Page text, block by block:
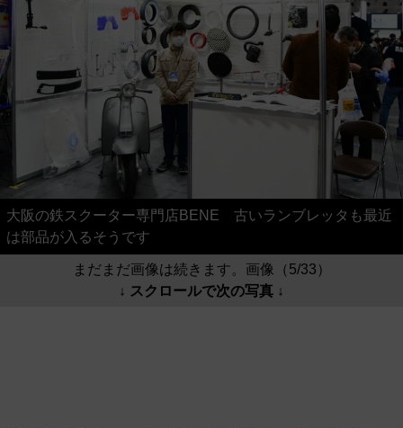
大阪の鉄スクーター専門店BENE 古いランブレッタも最近
は部品が入るそうです
まだまだ画像は続きます。画像（5/33）
↓ スクロールで次の写真 ↓